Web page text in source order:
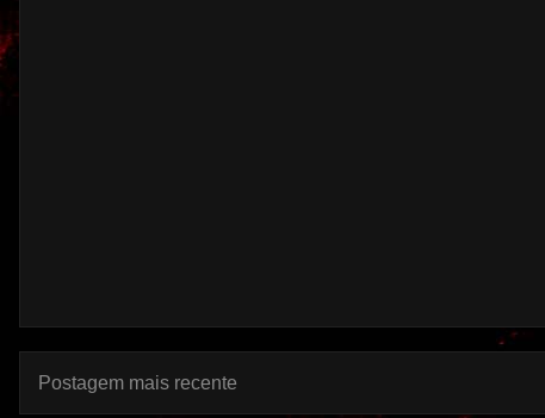
Postagem mais recente